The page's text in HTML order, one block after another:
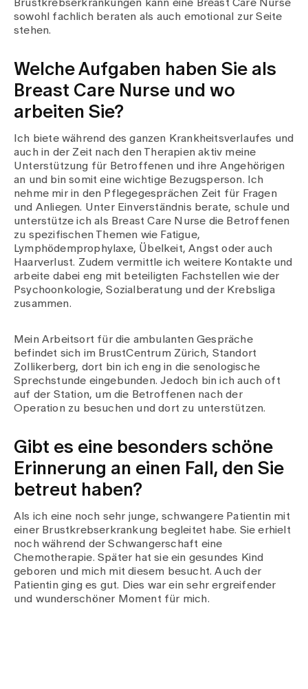
Kontakt
Babygalerie
Blog
Publikationen
Brustkrebserkrankungen kann eine Breast Care Nurse
sowohl fachlich beraten als auch emotional zur Seite
stehen.
Welche Aufgaben haben Sie als
Breast Care Nurse und wo
arbeiten Sie?
Ich biete während des ganzen Krankheitsverlaufes und
auch in der Zeit nach den Therapien aktiv meine
Unterstützung für Betroffenen und ihre Angehörigen
an und bin somit eine wichtige Bezugsperson. Ich
nehme mir in den Pflegegesprächen Zeit für Fragen
und Anliegen. Unter Einverständnis berate, schule und
unterstütze ich als Breast Care Nurse die Betroffenen
zu spezifischen Themen wie Fatigue,
Lymphödemprophylaxe, Übelkeit, Angst oder auch
Haarverlust. Zudem vermittle ich weitere Kontakte und
arbeite dabei eng mit beteiligten Fachstellen wie der
Psychoonkologie, Sozialberatung und der Krebsliga
zusammen.
Mein Arbeitsort für die ambulanten Gespräche
befindet sich im BrustCentrum Zürich, Standort
Zollikerberg, dort bin ich eng in die senologische
Sprechstunde eingebunden. Jedoch bin ich auch oft
auf der Station, um die Betroffenen nach der
Operation zu besuchen und dort zu unterstützen.
Gibt es eine besonders schöne
Erinnerung an einen Fall, den Sie
betreut haben?
Als ich eine noch sehr junge, schwangere Patientin mit
einer Brustkrebserkrankung begleitet habe. Sie erhielt
noch während der Schwangerschaft eine
Chemotherapie. Später hat sie ein gesundes Kind
geboren und mich mit diesem besucht. Auch der
Patientin ging es gut. Dies war ein sehr ergreifender
und wunderschöner Moment für mich.